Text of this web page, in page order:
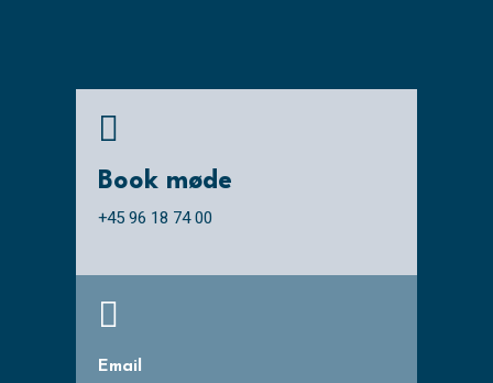

Book møde
+45 96 18 74 00

Email